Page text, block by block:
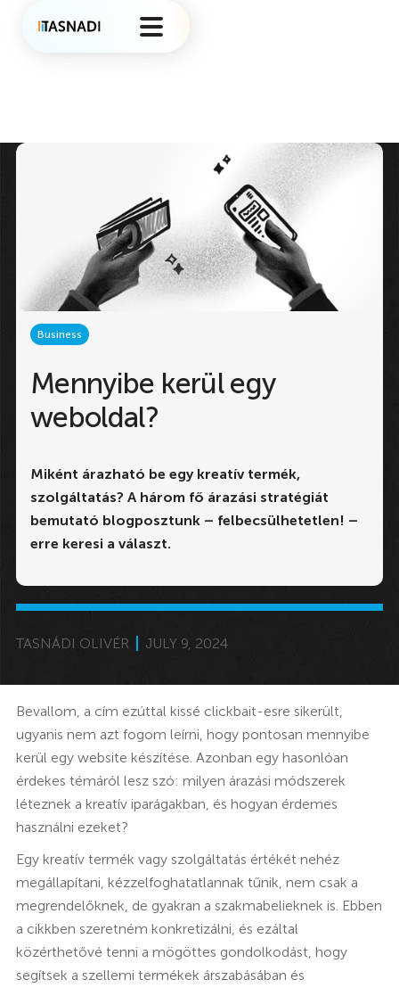
Business
Mennyibe kerül egy
weboldal?
Miként árazható be egy kreatív termék,
szolgáltatás? A három fő árazási stratégiát
bemutató blogposztunk – felbecsülhetetlen! –
erre keresi a választ.
TASNÁDI OLIVÉR JULY 9, 2024
Bevallom, a cím ezúttal kissé clickbait-esre sikerült,
ugyanis nem azt fogom leírni, hogy pontosan mennyibe
kerül egy website készítése. Azonban egy hasonlóan
érdekes témáról lesz szó: milyen árazási módszerek
léteznek a kreatív iparágakban, és hogyan érdemes
használni ezeket?
Egy kreatív termék vagy szolgáltatás értékét nehéz
megállapítani, kézzelfoghatatlannak tűnik, nem csak a
megrendelőknek, de gyakran a szakmabelieknek is. Ebben
a cikkben szeretném konkretizálni, és ezáltal
közérthetővé tenni a mögöttes gondolkodást, hogy
segítsek a szellemi termékek árszabásában és